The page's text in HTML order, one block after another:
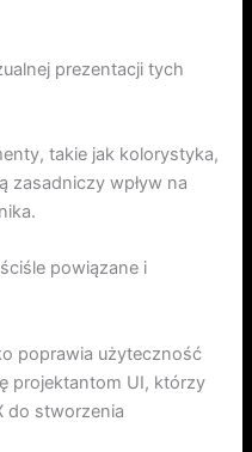
prezentacji tych
takie jak kolorystyka,
zasadniczy wpływ na
powiązane i
poprawia użyteczność
projektantom UI, którzy
do stworzenia